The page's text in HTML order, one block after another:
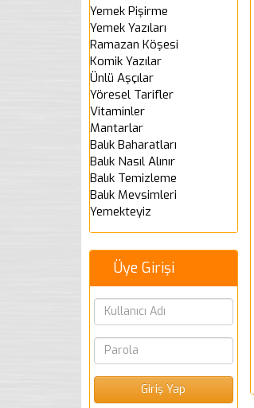
Yemek Pişirme
Yemek Yazıları
Ramazan Köşesi
Komik Yazılar
Ünlü Aşçılar
Yöresel Tarifler
Vitaminler
Mantarlar
Balık Baharatları
Balık Nasıl Alınır
Balık Temizleme
Balık Mevsimleri
Yemekteyiz
Üye Girişi